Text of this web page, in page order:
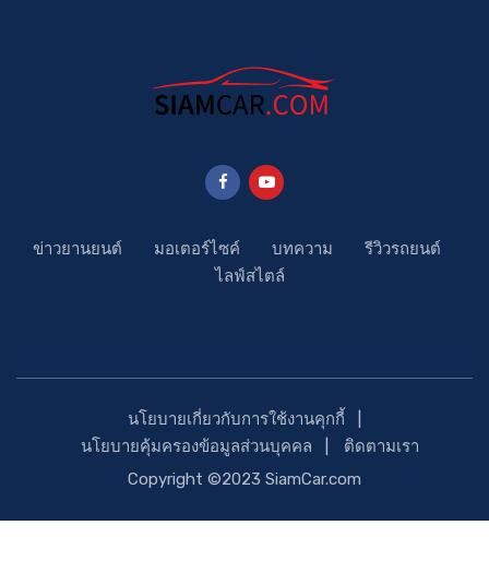
ข่าวยานยนต์ มอเตอร์ไซค์ บทความ
รีวิวรถยนต์
ไลฟ์สไตล์
นโยบายเกี่ยวกับการใช้งานคุกกี้
นโยบายคุ้มครองข้อมูลส่วนบุคคล
ติดตามเรา
Copyright ©2023 SiamCar.com